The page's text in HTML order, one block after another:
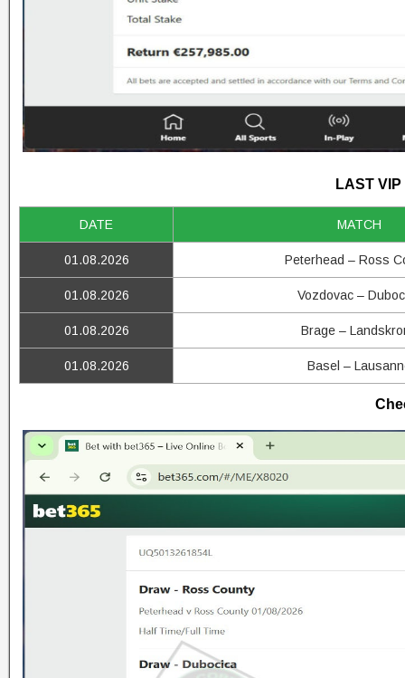
LAST
DATE MATCH
01.08.2026 Peterhead – Ross
01.08.2026 Vozdovac –
01.08.2026 Brage –
01.08.2026 Basel –